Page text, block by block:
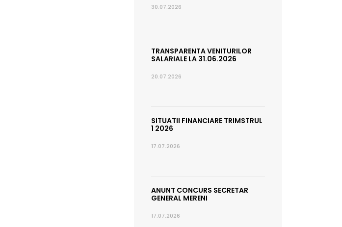
30.07.2026
TRANSPARENTA VENITURILOR
SALARIALE LA 31.06.2026
20.07.2026
SITUATII FINANCIARE TRIMSTRUL
1 2026
17.07.2026
ANUNT CONCURS SECRETAR
GENERAL MERENI
17.07.2026